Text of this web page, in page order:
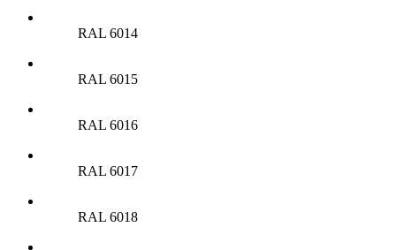
RAL 6014
RAL 6015
RAL 6016
RAL 6017
RAL 6018